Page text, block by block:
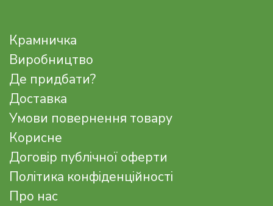
Крамничка
Виробництво
Де придбати?
Доставка
Умови повернення товару
Корисне
Договір публічної оферти
Політика конфіденційності
Про нас